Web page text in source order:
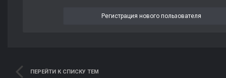
Регистрация нового пользователя
ПЕРЕЙТИ К СПИСКУ ТЕМ